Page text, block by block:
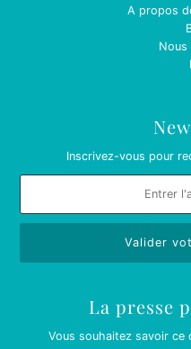
A propos
Inscrivez-vous pour
La presse
Vous souhaitez savoir ce